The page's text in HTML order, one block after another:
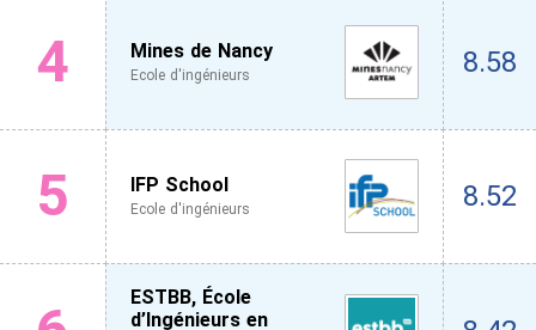
4 Mines de Nancy
Ecole d'ingénieurs 8.58
5 IFP School
Ecole d'ingénieurs 8.52
ESTBB, École
d’Ingénieurs en